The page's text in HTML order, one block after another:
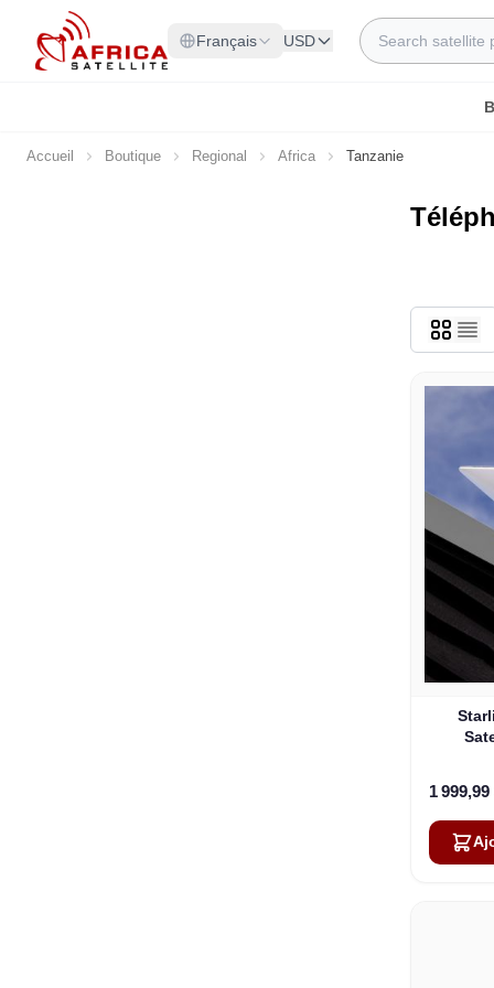
Allez au contenu
Français USD
Rechercher
Accueil Boutique Regional Africa Tanzanie
1